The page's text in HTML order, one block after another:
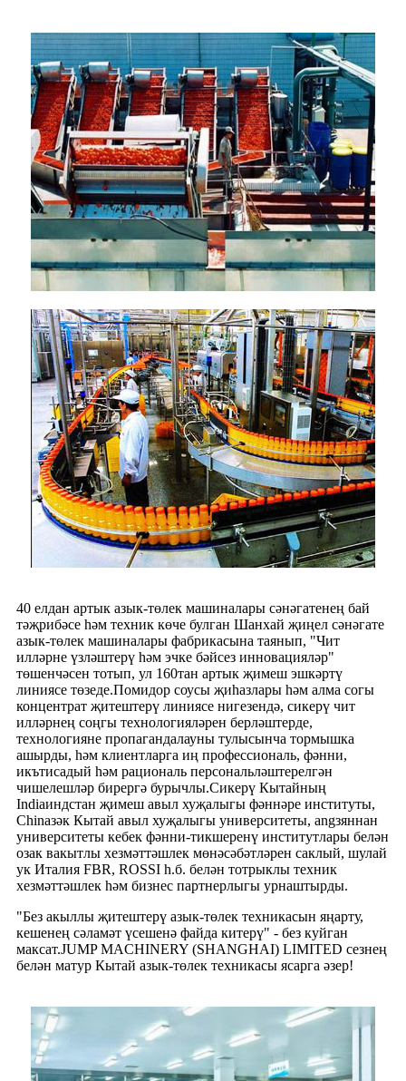
40 елдан артык азык-төлек машиналары сәнәгатенең бай
тәҗрибәсе һәм техник көче булган Шанхай җиңел сәнәгате
азык-төлек машиналары фабрикасына таянып, "Чит
илләрне үзләштерү һәм эчке бәйсез инновацияләр"
төшенчәсен тотып, ул 160тан артык җимеш эшкәртү
линиясе төзеде.Помидор соусы җиһазлары һәм алма согы
концентрат җитештерү линиясе нигезендә, сикерү чит
илләрнең соңгы технологияләрен берләштерде,
технологияне пропагандалауны тулысынча тормышка
ашырды, һәм клиентларга иң профессиональ, фәнни,
икътисадый һәм рациональ персональләштерелгән
чишелешләр бирергә бурычлы.Сикерү Кытайның
Indiaиндстан җимеш авыл хуҗалыгы фәннәре институты,
Chinaзәк Кытай авыл хуҗалыгы университеты, angзяннан
университеты кебек фәнни-тикшеренү институтлары белән
озак вакытлы хезмәттәшлек мөнәсәбәтләрен саклый, шулай
ук ​​Италия FBR, ROSSI һ.б. белән тотрыклы техник
хезмәттәшлек һәм бизнес партнерлыгы урнаштырды.
"Без акыллы җитештерү азык-төлек техникасын яңарту,
кешенең сәламәт үсешенә файда китерү" - без куйган
максат.JUMP MACHINERY (SHANGHAI) LIMITED сезнең
белән матур Кытай азык-төлек техникасы ясарга әзер!